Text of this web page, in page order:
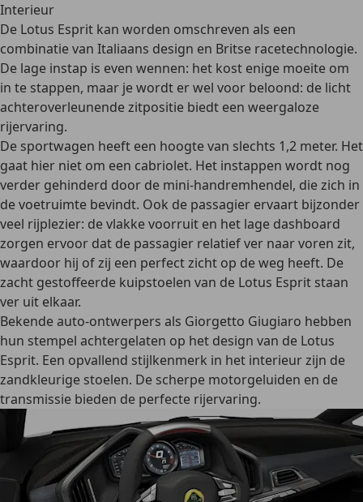
Interieur
De Lotus Esprit kan worden omschreven als een
combinatie van Italiaans design en Britse racetechnologie.
De lage instap is even wennen: het kost enige moeite om
in te stappen, maar je wordt er wel voor beloond: de licht
achteroverleunende zitpositie biedt een weergaloze
rijervaring.
De sportwagen heeft een hoogte van slechts 1,2 meter. Het
gaat hier niet om een cabriolet. Het instappen wordt nog
verder gehinderd door de mini-handremhendel, die zich in
de voetruimte bevindt. Ook de passagier ervaart bijzonder
veel rijplezier: de vlakke voorruit en het lage dashboard
zorgen ervoor dat de passagier relatief ver naar voren zit,
waardoor hij of zij een perfect zicht op de weg heeft. De
zacht gestoffeerde kuipstoelen van de Lotus Esprit staan
ver uit elkaar.
Bekendeauto-ontwerpers als Giorgetto Giugiaro hebben
hun stempel achtergelaten op het design van de Lotus
Esprit. Een opvallend stijlkenmerk in het interieur zijn de
zandkleurige stoelen. De scherpe motorgeluiden en de
transmissie bieden de perfecte rijervaring.